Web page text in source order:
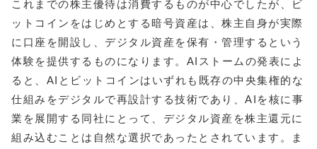
これまでの株主優待は消費するものが中心でしたが、ビ
ットコインをはじめとする暗号資産は、株主自身が実際
に口座を開設し、デジタル資産を保有・管理するという
体験を提供するものになります。AIストームの発表によ
ると、AIとビットコインはいずれも既存の中央集権的な
仕組みをデジタルで再設計する技術であり、AIを核に事
業を展開する同社にとって、デジタル資産を株主還元に
組み込むことは自然な選択であったとされています。ま